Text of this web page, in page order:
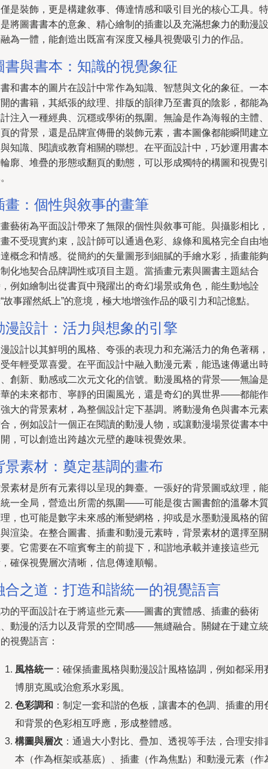
是裝飾，更是構建敘事、傳達情感和吸引目光的核心工具。特
將圖書書本的意象、精心繪制的插畫以及充滿想象力的動漫設
為一體，能創造出既富有深度又極具視覺吸引力的作品。
書與書本：知識的視覺象征
和書本的圖片在設計中常作為知識、智慧與文化的象征。一本
的書籍，其紙張的紋理、排版的韻律乃至書頁的陰影，都能為
注入一種經典、沉穩或學術的氛圍。無論是作為海報的主體、
的背景，還是品牌宣傳冊的裝飾元素，書本圖像都能瞬間建立
知識、閱讀或教育相關的聯想。在平面設計中，巧妙運用書本
廓、堆疊的形態或翻頁的動態，可以形成獨特的構圖和視覺引
畫：個性與敘事的畫筆
藝術為平面設計帶來了無限的個性與敘事可能。與攝影相比，
不受現實約束，設計師可以通過色彩、線條和風格完全自由地
概念和情感。從簡約的矢量圖形到細膩的手繪水彩，插畫能夠
化地契合品牌調性或項目主題。當插畫元素與圖書主題結合
例如繪制出從書頁中飛躍出的奇幻場景或角色，能生動地詮
故事躍然紙上”的意境，極大地增強作品的吸引力和記憶點。
漫設計：活力與想象的引擎
設計以其鮮明的風格、夸張的表現力和充滿活力的角色著稱，
年輕受眾喜愛。在平面設計中融入動漫元素，能迅速傳遞出時
創新、動感或二次元文化的信號。動漫風格的背景——無論是
的未來都市、寧靜的田園風光，還是奇幻的異世界——都能作
大的背景素材，為整個設計定下基調。將動漫角色與書本元素
，例如設計一個正在閱讀的動漫人物，或讓動漫場景從書本中
，可以創造出跨越次元壁的趣味視覺效果。
景素材：奠定基調的畫布
素材是所有元素得以呈現的舞臺。一張好的背景圖或紋理，能
一全局，營造出所需的氛圍——可能是復古圖書館的溫馨木質
，也可能是數字未來感的漸變網格，抑或是水墨動漫風格的留
渲染。在整合圖書、插畫和動漫元素時，背景素材的選擇至關
。它需要在不喧賓奪主的前提下，和諧地承載并連接這些元
確保視覺層次清晰，信息傳達順暢。
合之道：打造和諧統一的視覺語言
的平面設計在于將這些元素——圖書的實體感、插畫的藝術
動漫的活力以及背景的空間感——無縫融合。關鍵在于建立統
視覺語言：
風格統一 ：確保插畫風格與動漫設計風格協調，例如都采用
博朋克風或治愈系水彩風。
色彩調和 ：制定一套和諧的色板，讓書本的色調、插畫的用
和背景的色彩相互呼應，形成整體感。
構圖與層次 ：通過大小對比、疊加、透視等手法，合理安排
本（作為框架或基底）、插畫（作為焦點）和動漫元素（作